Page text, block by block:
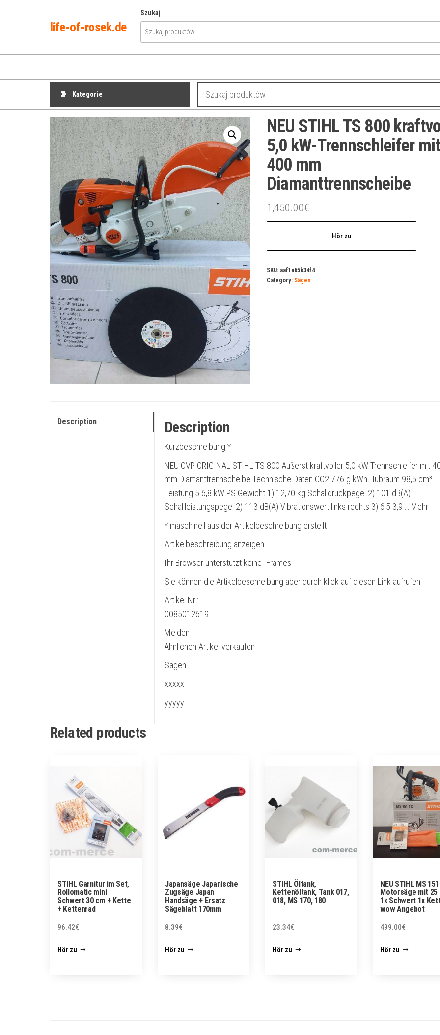
life-of-rosek.de
Szukaj
Kategorie
NEU STIHL TS 800
5,0 kW-Trennschleifer mit
400 mm
Diamanttrennscheibe
1,450.00€
Hör zu
SKU: aaf1a65b34f4
Category: Sägen
Description Description
Kurzbeschreibung *
NEU OVP ORIGINAL STIHL TS 800 Äußerst kraftvoller 5,0 kW-Trennschleifer mit
mm Diamanttrennscheibe Technische Daten CO2 776 g kWh Hubraum 98,5 cm³
Leistung 5 6,8 kW PS Gewicht 1) 12,70 kg Schalldruckpegel 2) 101 dB(A)
Schallleistungspegel 2) 113 dB(A) Vibrationswert links rechts 3) 6,5 3,9 … Mehr
* maschinell aus der Artikelbeschreibung erstellt
Artikelbeschreibung anzeigen
Ihr Browser unterstützt keine IFrames.
Sie können die Artikelbeschreibung aber durch klick auf diesen Link aufrufen.
Artikel Nr.:
0085012619
Melden |
Ähnlichen Artikel verkaufen
Sägen
xxxxx
yyyyy
Related products
STIHL Garnitur im Set,
Rollomatic mini
Schwert 30 cm + Kette
+ Kettenrad
96.42€
Hör zu
Japansäge Japanische
Zugsäge Japan
Handsäge + Ersatz
Sägeblatt 170mm
8.39€
Hör zu
STIHL Öltank,
Kettenöltank, Tank 017,
018, MS 170, 180
23.34€
Hör zu
NEU STIHL MS
Motorsäge mit 25
1x Schwert 1x
wow Angebot
499.00€
Hör zu